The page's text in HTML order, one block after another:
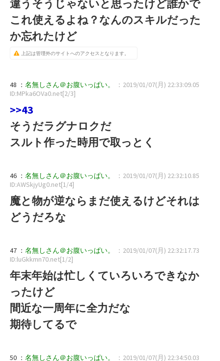
違うそうじゃないと思ったけど誰かで
これ使えるよね？なんのスキルだった
か忘れたけど
上記は管理外のサイトへのアクセスとなります。
48 ： 名無しさん＠お腹いっぱい。
：2019/01/07(月) 22:33:09.05
ID:MPka6OVa0.net[2/3]
>>43
そうだラグナロクだ
スルト作った時用で取っとく
46 ： 名無しさん＠お腹いっぱい。
：2019/01/07(月) 22:32:10.85
ID:AWSkjyUg0.net[1/4]
魔と物が逆ならまだ使えるけどそれは
どうだろな
47 ： 名無しさん＠お腹いっぱい。
：2019/01/07(月) 22:32:17.73
ID:luGkkmn70.net[1/2]
年末年始は忙しくていろいろできなか
ったけど
間近な一周年に全力だな
期待してるで
50 ： 名無しさん＠お腹いっぱい。
：2019/01/07(月) 22:34:50.03